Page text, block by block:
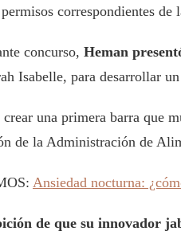
correspondientes de
concurso, Heman
Isabelle, para desarrollar
una primera barra que
de la Administración de
Ansiedad nocturna:
de que su innovador